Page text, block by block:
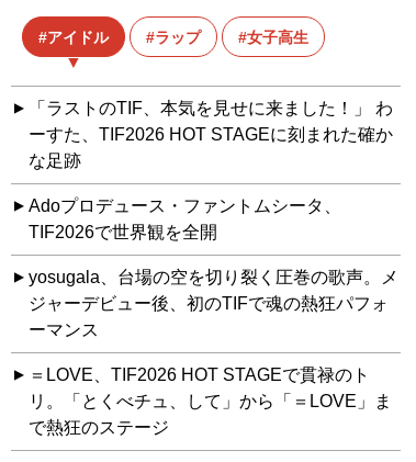
アイドル ラップ 女子高生
「ラストのTIF、本気を見せに来ました！」 わ
ーすた、TIF2026 HOT STAGEに刻まれた確か
な足跡
Adoプロデュース・ファントムシータ、
TIF2026で世界観を全開
yosugala、台場の空を切り裂く圧巻の歌声。メ
ジャーデビュー後、初のTIFで魂の熱狂パフォ
ーマンス
＝LOVE、TIF2026 HOT STAGEで貫禄のト
リ。「とくべチュ、して」から「＝LOVE」ま
で熱狂のステージ